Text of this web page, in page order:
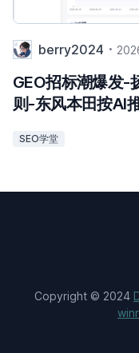
berry2024
GEO招标潮爆发-
则-东风本田按AI
SEO学堂
Copyright © 2024